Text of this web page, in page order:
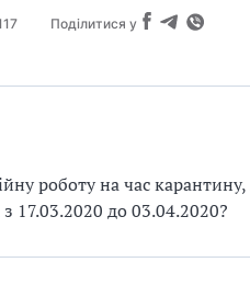
Поділитися у
роботу на час
17.03.2020 до 03.04.2020?